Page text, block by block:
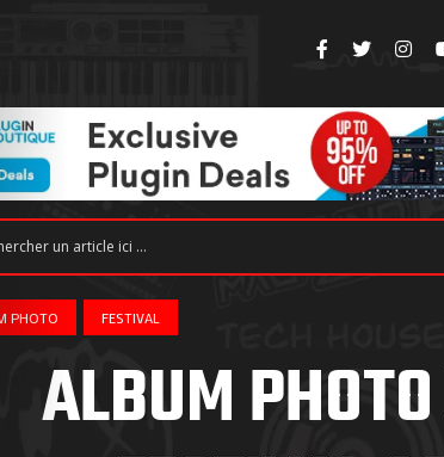
PHOTO FESTIVAL
ALBUM